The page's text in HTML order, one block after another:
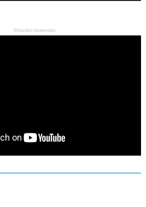
Shoolini University